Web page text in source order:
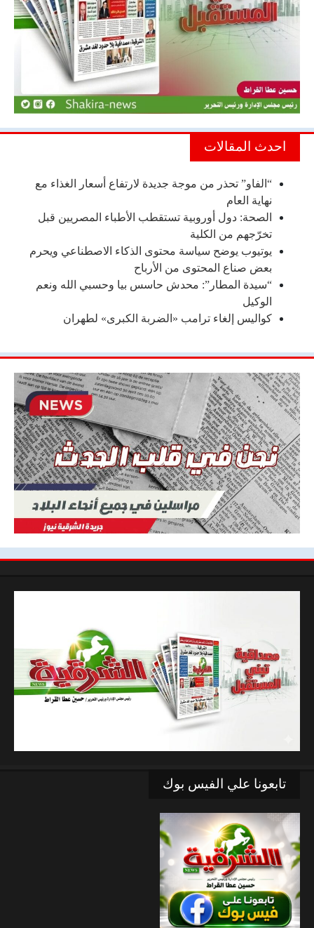
احدث المقالات
“الفاو” تحذر من موجة جديدة لارتفاع أسعار الغذاء مع
نهاية العام
الصحة: دول أوروبية تستقطب الأطباء المصريين قبل
تخرّجهم من الكلية
يوتيوب يوضح سياسة محتوى الذكاء الاصطناعي ويحرم
بعض صناع المحتوى من الأرباح
“سيدة المطار”: محدش حاسس بيا وحسبي الله ونعم
الوكيل
كواليس إلغاء ترامب «الضربة الكبرى» لطهران
تابعونا علي الفيس بوك